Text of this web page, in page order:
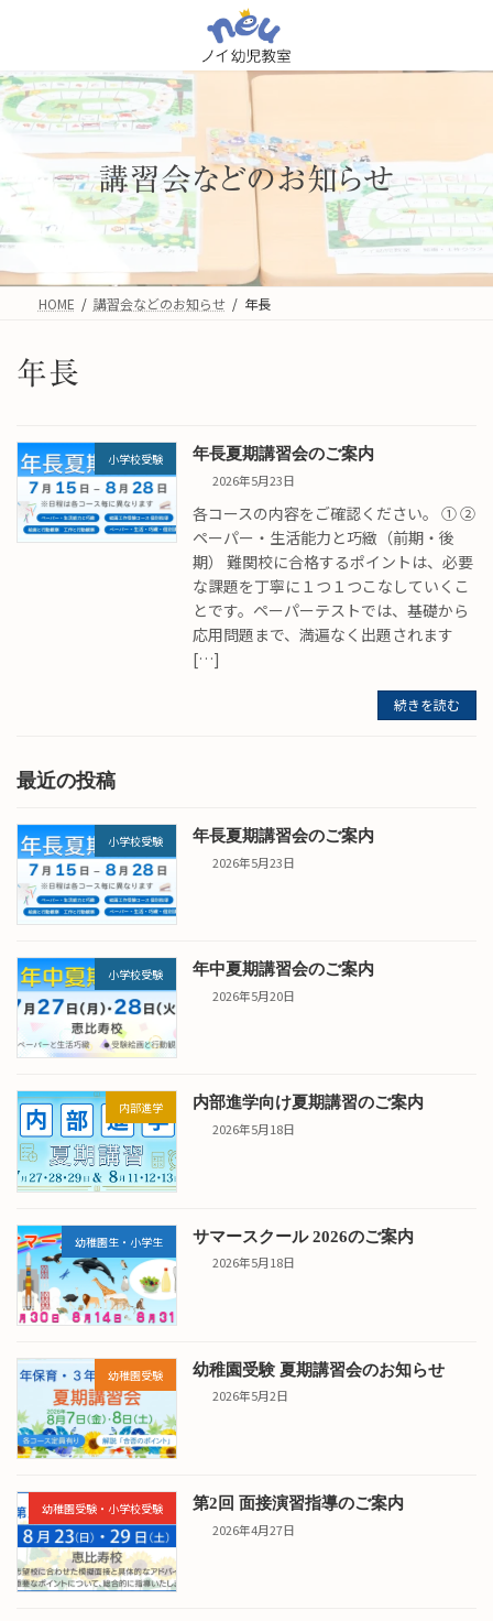
ン
ツ
へ
ッ
ー
シ
ョ
移
講習会などのお知らせ
HOME 講習会などのお知らせ 年長
年長
小学校受験 年長夏期講習会のご案内
2026年5月23日
各コースの内容をご確認ください。 ① ②
ペーパー・生活能力と巧緻（前期・後
期） 難関校に合格するポイントは、必要
な課題を丁寧に１つ１つこなしていくこ
とです。ペーパーテストでは、基礎から
応用問題まで、満遍なく出題されます
[…]
続きを読む
最近の投稿
小学校受験 年長夏期講習会のご案内
2026年5月23日
小学校受験 年中夏期講習会のご案内
2026年5月20日
内部進学 内部進学向け夏期講習のご案内
2026年5月18日
幼稚園生・小学生 サマースクール 2026のご案内
2026年5月18日
幼稚園受験 幼稚園受験 夏期講習会のお知らせ
2026年5月2日
幼稚園受験・小学校受験 第2回 面接演習指導のご案内
2026年4月27日